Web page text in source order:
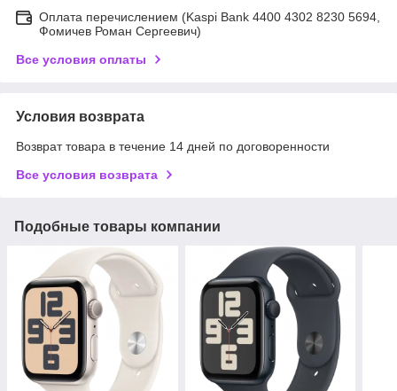
Оплата перечислением (Kaspi Bank 4400 4302 8230 5694,
Фомичев Роман Сергеевич)
Все условия оплаты
Условия возврата
Возврат товара в течение 14 дней по договоренности
Все условия возврата
Подобные товары компании